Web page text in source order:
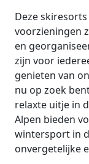
Deze
voorzieningen
en
zijn voor
genieten van
nu op zoek
relaxte uitje in
Alpen bieden
wintersport in
onvergetelijke